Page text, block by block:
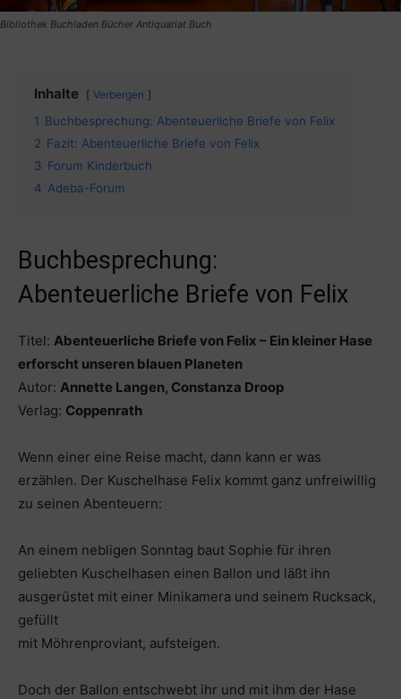
Bibliothek Buchladen Bücher Antiquariat Buch
Inhalte Verbergen
1 Buchbesprechung: Abenteuerliche Briefe von Felix
2 Fazit: Abenteuerliche Briefe von Felix
3 Forum Kinderbuch
4 Adeba-Forum
Buchbesprechung:
Abenteuerliche Briefe von Felix
Titel: Abenteuerliche Briefe von Felix – Ein kleiner Hase
erforscht unseren blauen Planeten
Autor: Annette Langen, Constanza Droop
Verlag: Coppenrath
Wenn einer eine Reise macht, dann kann er was
erzählen. Der Kuschelhase Felix kommt ganz unfreiwillig
zu seinen Abenteuern:
An einem nebligen Sonntag baut Sophie für ihren
geliebten Kuschelhasen einen Ballon und läßt ihn
ausgerüstet mit einer Minikamera und seinem Rucksack,
gefüllt
mit Möhrenproviant, aufsteigen.
Doch der Ballon entschwebt ihr und mit ihm der Hase